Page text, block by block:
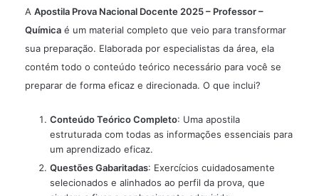
A Apostila Prova Nacional Docente 2025 – Professor –
Química é um material completo que veio para transformar
sua preparação. Elaborada por especialistas da área, ela
contém todo o conteúdo teórico necessário para você se
preparar de forma eficaz e direcionada. O que inclui?
Conteúdo Teórico Completo: Uma apostila
estruturada com todas as informações essenciais para
um aprendizado eficaz.
Questões Gabaritadas: Exercícios cuidadosamente
selecionados e alinhados ao perfil da prova, que